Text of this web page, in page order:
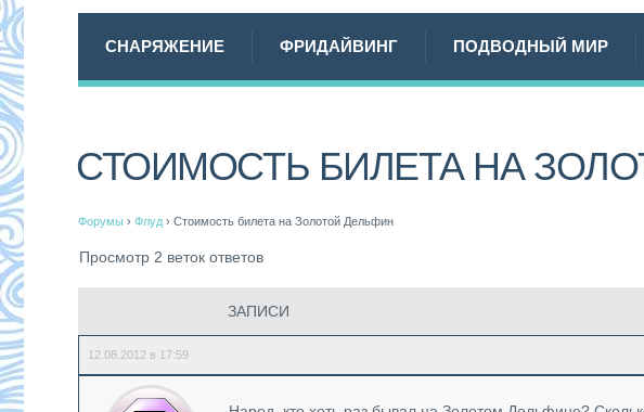
СНАРЯЖЕНИЕ ФРИДАЙВИНГ ПОДВОДНЫЙ МИР
СТОИМОСТЬ БИЛЕТА НА
Форумы › Флуд › Стоимость билета на Золотой Дельфин
Просмотр 2 веток ответов
ЗАПИСИ
12.08.2012 в 17:59